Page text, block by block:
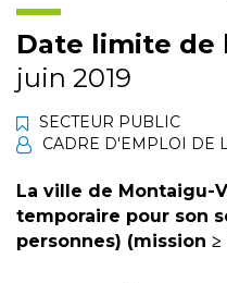
Date limite de
juin 2019
SECTEUR PUBLIC
CADRE D'EMPLOI DE
La ville de Montaigu-
temporaire pour son
personnes) (mission ≥